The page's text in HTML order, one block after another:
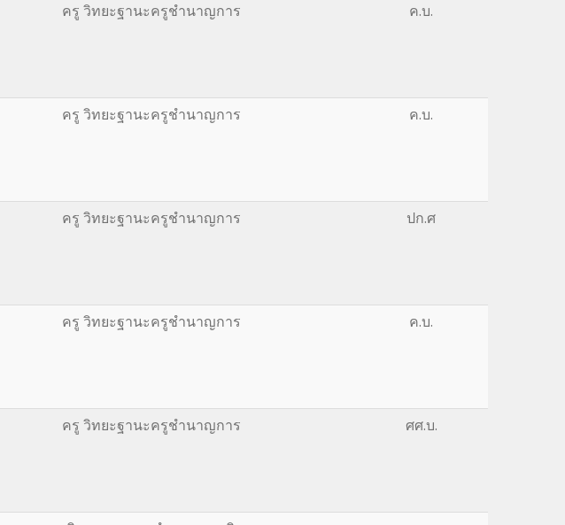
ครู วิทยะฐานะครูชำนาญการ ค.บ.
ครู วิทยะฐานะครูชำนาญการ ค.บ.
ครู วิทยะฐานะครูชำนาญการ ปก.ศ
ครู วิทยะฐานะครูชำนาญการ ค.บ.
ครู วิทยะฐานะครูชำนาญการ ศศ.บ.